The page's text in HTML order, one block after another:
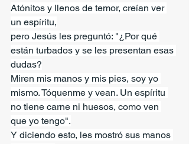
Atónitos y llenos de temor, creían ver
un espíritu,
pero Jesús les preguntó: "¿Por qué
están turbados y se les presentan esas
dudas?
Miren mis manos y mis pies, soy yo
mismo. Tóquenme y vean. Un espíritu
no tiene carne ni huesos, como ven
que yo tengo".
Y diciendo esto, les mostró sus manos